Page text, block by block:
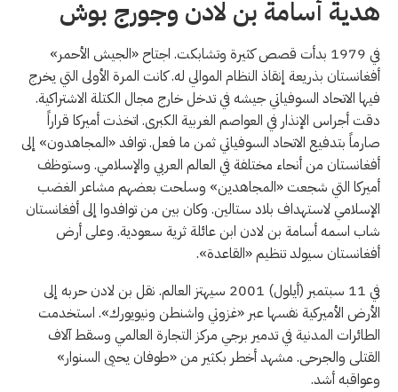
هدية أسامة بن لادن وجورج بوش
في 1979 بدأت قصص كثيرة وتشابكت. اجتاح «الجيش الأحمر»
أفغانستان بذريعة إنقاذ النظام الموالي له. كانت المرة الأولى التي يخرج
فيها الاتحاد السوفياتي جيشه في تدخل خارج مجال الكتلة الاشتراكية.
دقت أجراس الإنذار في العواصم الغربية الكبرى. اتخذت أميركا قراراً
صارماً بتدفيع الاتحاد السوفياتي ثمن ما فعل. توافد «المجاهدون» إلى
أفغانستان من أنحاء مختلفة في العالم العربي والإسلامي. وستوظف
أميركا التي شجعت «المجاهدين» وسلحت بعضهم مشاعر الغضب
الإسلامي لاستهداف بلاد ستالين. وكان بين من توافدوا إلى أفغانستان
شاب اسمه أسامة بن لادن ابن عائلة ثرية سعودية. وعلى أرض
أفغانستان سيولد تنظيم «القاعدة».
في 11 سبتمبر (أيلول) 2001 سيهتز العالم. نقل بن لادن حربه إلى
الأرض الأميركية نفسها عبر «غزوتي واشنطن ونيويورك». استخدمت
الطائرات المدنية في تدمير برجي مركز التجارة العالمي وسقط آلاف
القتلى والجرحى. مشهد أخطر بكثير من «طوفان يحيى السنوار»
وعواقبه أشد.